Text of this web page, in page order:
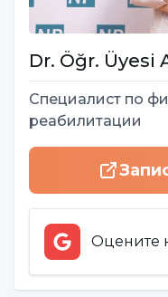
Dr. Öğr. Üyesi
Специалист по
реабилитации
Оцените